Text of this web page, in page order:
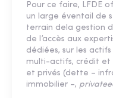
Pour ce faire, LFDE
un large éventail de
terrain dela gestion
de l’accès aux
dédiées, sur les
multi-actifs, crédit et
et privés (dette –
immobilier –,